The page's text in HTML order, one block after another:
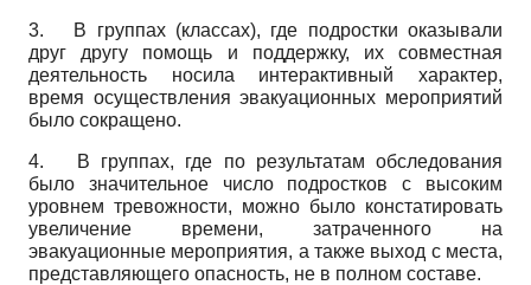
3.
В группах (классах), где подростки оказывали
друг другу помощь и поддержку, их совместная
деятельность носила интерактивный характер,
время осуществления эвакуационных мероприятий
было сокращено.
4.
В группах, где по результатам обследования
было значительное число подростков с высоким
уровнем тревожности, можно было констатировать
увеличение времени, затраченного на
эвакуационные мероприятия, а также выход с места,
представляющего опасность, не в полном составе.